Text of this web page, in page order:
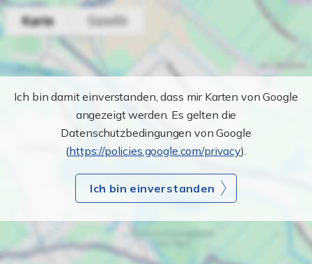
Ich bin damit einverstanden, dass mir Karten von Google
angezeigt werden. Es gelten die
Datenschutzbedingungen von Google
(https://policies.google.com/privacy).
Ich bin einverstanden